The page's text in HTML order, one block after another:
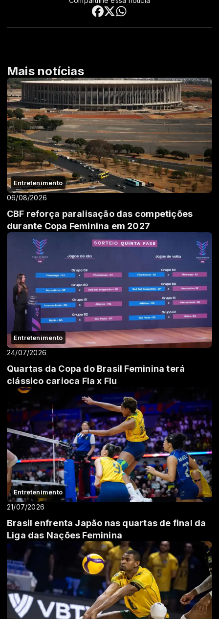
Mais notícias
Entretenimento
06/08/2026
CBF reforça paralisação das competições
durante Copa Feminina em 2027
Entretenimento
24/07/2026
Quartas da Copa do Brasil Feminina terá
clássico carioca Fla x Flu
Entretenimento
21/07/2026
Brasil enfrenta Japão nas quartas de final da
Liga das Nações Feminina